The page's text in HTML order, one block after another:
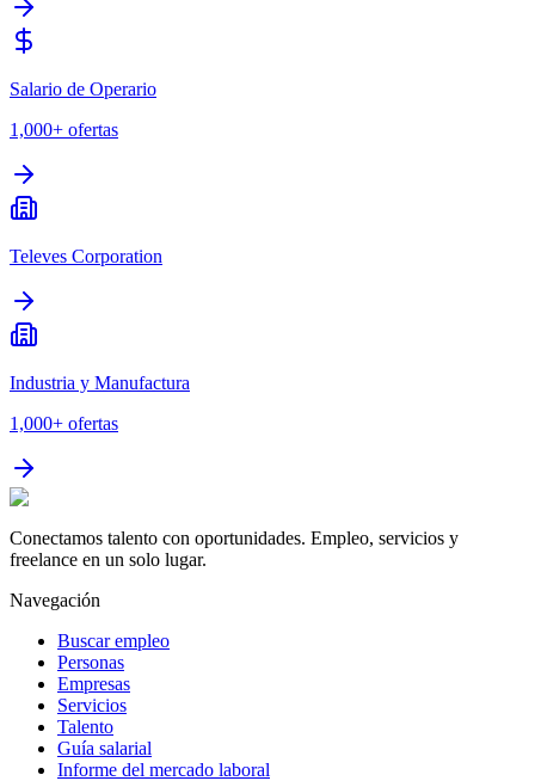
Salario de Operario
1,000+ ofertas
Televes Corporation
Industria y Manufactura
1,000+ ofertas
Conectamos talento con oportunidades. Empleo, servicios y
freelance en un solo lugar.
Navegación
Buscar empleo
Personas
Empresas
Servicios
Talento
Guía salarial
Informe del mercado laboral